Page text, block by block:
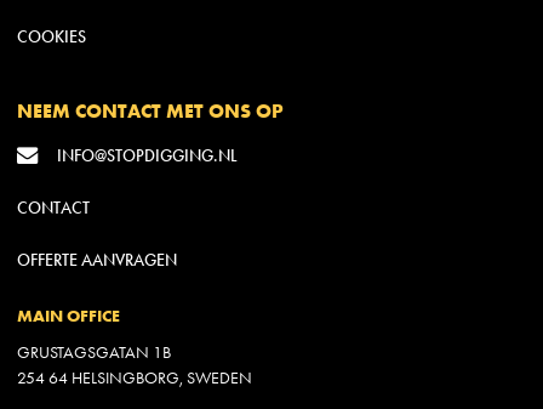
COOKIES
NEEM CONTACT MET ONS OP
INFO@STOPDIGGING.NL
CONTACT
OFFERTE AANVRAGEN
MAIN OFFICE
GRUSTAGSGATAN 1B
254 64 HELSINGBORG, SWEDEN